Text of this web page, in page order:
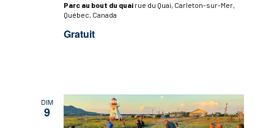
Parc au bout du quai rue du Quai, Carleton-sur-Mer,
Québec, Canada
Gratuit
DIM
9